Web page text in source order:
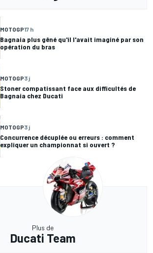
MOTOGP17 h
Bagnaia plus gêné qu'il l'avait imaginé par son
opération du bras
MOTOGP3 j
Stoner compatissant face aux difficultés de
Bagnaia chez Ducati
MOTOGP3 j
Concurrence décuplée ou erreurs : comment
expliquer un championnat si ouvert ?
Plus de
Ducati Team